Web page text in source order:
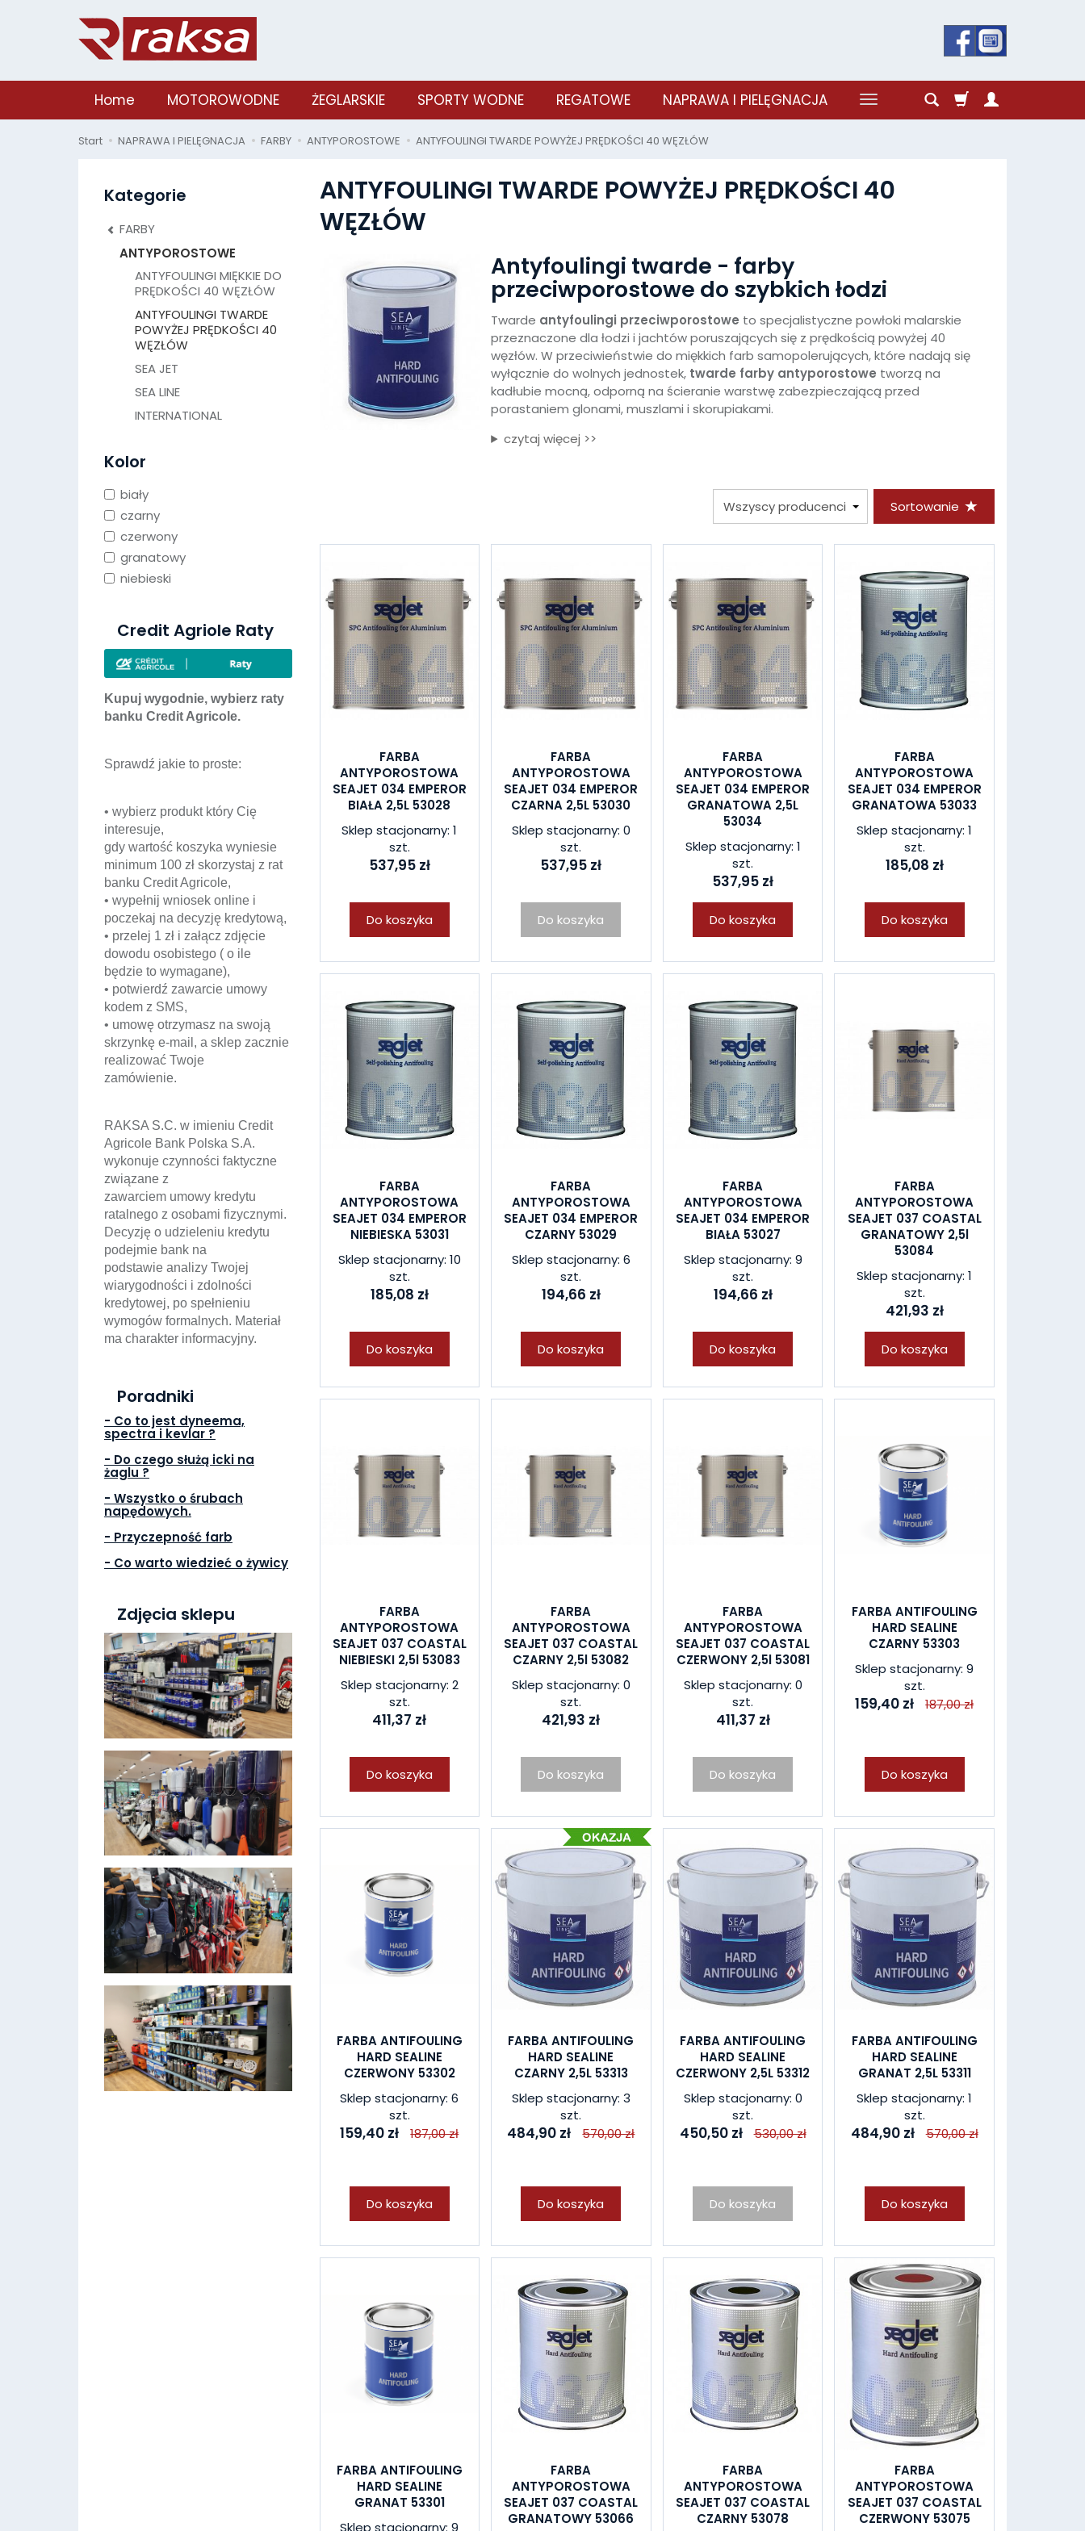
Home MOTOROWODNE ŻEGLARSKIE SPORTY WODNE REGATOWE NAPRAWA I PIELĘGNACJA
Start NAPRAWA I PIELĘGNACJA FARBY ANTYPOROSTOWE ANTYFOULINGI TWARDE POWYŻEJ PRĘDKOŚCI 40 WĘZŁÓW
ANTYFOULINGI TWARDE POWYŻEJ PRĘDKOŚCI 40
WĘZŁÓW
Antyfoulingi twarde - farby
przeciwporostowe do szybkich łodzi
Twarde antyfoulingi przeciwporostowe to specjalistyczne powłoki malarskie
przeznaczone dla łodzi i jachtów poruszających się z prędkością powyżej 40
węzłów. W przeciwieństwie do miękkich farb samopolerujących, które nadają się
wyłącznie do wolnych jednostek, twarde farby antyporostowe tworzą na
kadłubie mocną, odporną na ścieranie warstwę zabezpieczającą przed
porastaniem glonami, muszlami i skorupiakami.
czytaj więcej >>
Sortowanie
FARBA
ANTYPOROSTOWA
SEAJET 034 EMPEROR
BIAŁA 2,5L 53028
Sklep stacjonarny: 1
szt.
537,95 zł
Do koszyka
FARBA
ANTYPOROSTOWA
SEAJET 034 EMPEROR
CZARNA 2,5L 53030
Sklep stacjonarny: 0
szt.
537,95 zł
Do koszyka
FARBA
ANTYPOROSTOWA
SEAJET 034 EMPEROR
GRANATOWA 2,5L
53034
Sklep stacjonarny: 1
szt.
537,95 zł
Do koszyka
FARBA
ANTYPOROSTOWA
SEAJET 034 EMPEROR
GRANATOWA 53033
Sklep stacjonarny: 1
szt.
185,08 zł
Do koszyka
FARBA
ANTYPOROSTOWA
SEAJET 034 EMPEROR
NIEBIESKA 53031
Sklep stacjonarny: 10
szt.
185,08 zł
Do koszyka
FARBA
ANTYPOROSTOWA
SEAJET 034 EMPEROR
CZARNY 53029
Sklep stacjonarny: 6
szt.
194,66 zł
Do koszyka
FARBA
ANTYPOROSTOWA
SEAJET 034 EMPEROR
BIAŁA 53027
Sklep stacjonarny: 9
szt.
194,66 zł
Do koszyka
FARBA
ANTYPOROSTOWA
SEAJET 037 COASTAL
GRANATOWY 2,5l
53084
Sklep stacjonarny: 1
szt.
421,93 zł
Do koszyka
FARBA
ANTYPOROSTOWA
SEAJET 037 COASTAL
NIEBIESKI 2,5l 53083
Sklep stacjonarny: 2
szt.
411,37 zł
Do koszyka
FARBA
ANTYPOROSTOWA
SEAJET 037 COASTAL
CZARNY 2,5l 53082
Sklep stacjonarny: 0
szt.
421,93 zł
Do koszyka
FARBA
ANTYPOROSTOWA
SEAJET 037 COASTAL
CZERWONY 2,5l 53081
Sklep stacjonarny: 0
szt.
411,37 zł
Do koszyka
FARBA ANTIFOULING
HARD SEALINE
CZARNY 53303
Sklep stacjonarny: 9
szt.
159,40 zł 187,00 zł
Do koszyka
FARBA ANTIFOULING
HARD SEALINE
CZERWONY 53302
Sklep stacjonarny: 6
szt.
159,40 zł 187,00 zł
Do koszyka
FARBA ANTIFOULING
HARD SEALINE
CZARNY 2,5L 53313
Sklep stacjonarny: 3
szt.
484,90 zł 570,00 zł
Do koszyka
FARBA ANTIFOULING
HARD SEALINE
CZERWONY 2,5L 53312
Sklep stacjonarny: 0
szt.
450,50 zł 530,00 zł
Do koszyka
FARBA ANTIFOULING
HARD SEALINE
GRANAT 2,5L 53311
Sklep stacjonarny: 1
szt.
484,90 zł 570,00 zł
Do koszyka
FARBA ANTIFOULING
HARD SEALINE
GRANAT 53301
Sklep stacjonarny: 9
FARBA
ANTYPOROSTOWA
SEAJET 037 COASTAL
GRANATOWY 53066
FARBA
ANTYPOROSTOWA
SEAJET 037 COASTAL
CZARNY 53078
FARBA
ANTYPOROSTOWA
SEAJET 037 COASTAL
CZERWONY 53075
Kategorie
FARBY
ANTYPOROSTOWE
ANTYFOULINGI MIĘKKIE DO
PRĘDKOŚCI 40 WĘZŁÓW
ANTYFOULINGI TWARDE
POWYŻEJ PRĘDKOŚCI 40
WĘZŁÓW
SEA JET
SEA LINE
INTERNATIONAL
Kolor
biały
czarny
czerwony
granatowy
niebieski
Credit Agriole Raty
Kupuj wygodnie, wybierz raty
banku Credit Agricole.
Sprawdź jakie to proste:
• wybierz produkt który Cię
interesuje,
gdy wartość koszyka wyniesie
minimum 100 zł skorzystaj z rat
banku Credit Agricole,
• wypełnij wniosek online i
poczekaj na decyzję kredytową,
• przelej 1 zł i załącz zdjęcie
dowodu osobistego ( o ile
będzie to wymagane),
• potwierdź zawarcie umowy
kodem z SMS,
• umowę otrzymasz na swoją
skrzynkę e-mail, a sklep zacznie
realizować Twoje
zamówienie.
RAKSA S.C. w imieniu Credit
Agricole Bank Polska S.A.
wykonuje czynności faktyczne
związane z
zawarciem umowy kredytu
ratalnego z osobami fizycznymi.
Decyzję o udzieleniu kredytu
podejmie bank na
podstawie analizy Twojej
wiarygodności i zdolności
kredytowej, po spełnieniu
wymogów formalnych. Materiał
ma charakter informacyjny.
Poradniki
- Co to jest dyneema,
spectra i kevlar ?
- Do czego służą icki na
żaglu ?
- Wszystko o śrubach
napędowych.
- Przyczepność farb
- Co warto wiedzieć o żywicy
Zdjęcia sklepu